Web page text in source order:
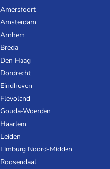
Amersfoort
Amsterdam
Arnhem
Breda
Den Haag
Dordrecht
Eindhoven
Flevoland
Gouda-Woerden
Haarlem
Leiden
Limburg Noord-Midden
Roosendaal